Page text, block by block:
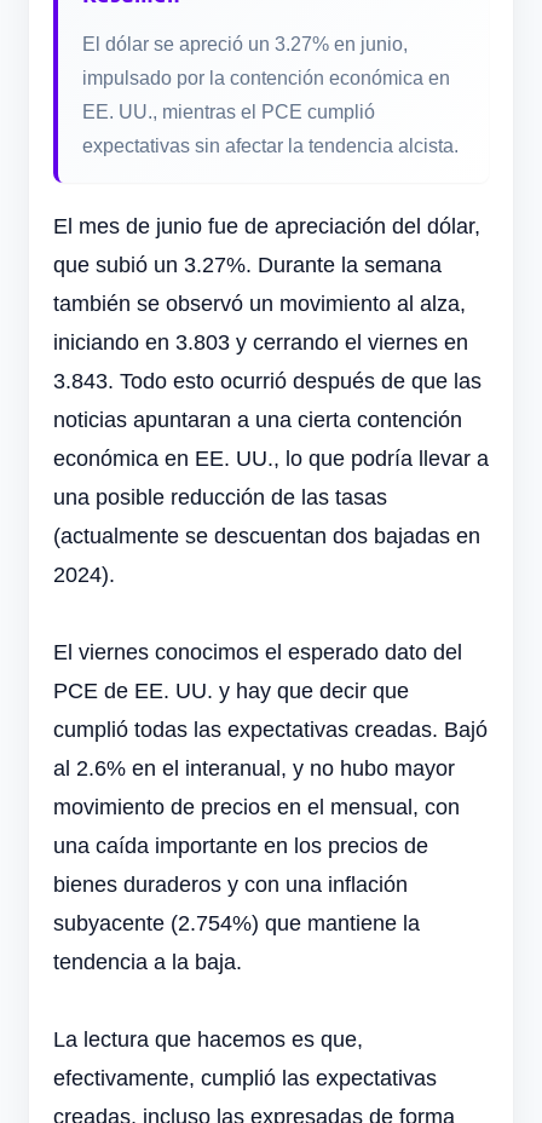
El dólar se apreció un 3.27% en junio,
impulsado por la contención económica en
EE. UU., mientras el PCE cumplió
expectativas sin afectar la tendencia alcista.
El mes de junio fue de apreciación del dólar,
que subió un 3.27%. Durante la semana
también se observó un movimiento al alza,
iniciando en 3.803 y cerrando el viernes en
3.843. Todo esto ocurrió después de que las
noticias apuntaran a una cierta contención
económica en EE. UU., lo que podría llevar a
una posible reducción de las tasas
(actualmente se descuentan dos bajadas en
2024).
El viernes conocimos el esperado dato del
PCE de EE. UU. y hay que decir que
cumplió todas las expectativas creadas. Bajó
al 2.6% en el interanual, y no hubo mayor
movimiento de precios en el mensual, con
una caída importante en los precios de
bienes duraderos y con una inflación
subyacente (2.754%) que mantiene la
tendencia a la baja.
La lectura que hacemos es que,
efectivamente, cumplió las expectativas
creadas, incluso las expresadas de forma